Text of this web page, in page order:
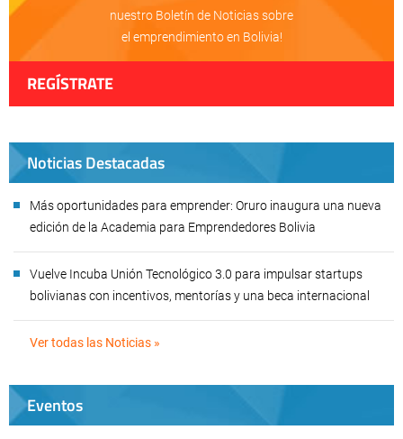
nuestro Boletín de Noticias sobre
el emprendimiento en Bolivia!
REGÍSTRATE
Noticias Destacadas
Más oportunidades para emprender: Oruro inaugura una nueva
edición de la Academia para Emprendedores Bolivia
Vuelve Incuba Unión Tecnológico 3.0 para impulsar startups
bolivianas con incentivos, mentorías y una beca internacional
Ver todas las Noticias »
Eventos